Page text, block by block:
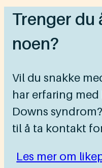
Trenger du
noen?
Vil du snakke
har erfaring
Downs
til å ta kontakt
Les mer om